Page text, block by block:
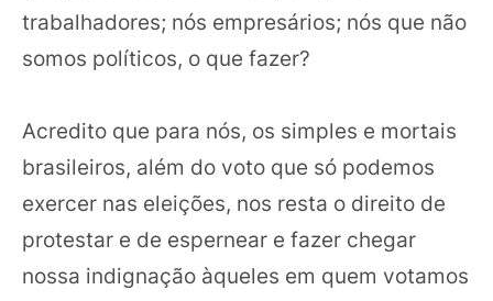
trabalhadores; nós empresários; nós que não
somos políticos, o que fazer?
Acredito que para nós, os simples e mortais
brasileiros, além do voto que só podemos
exercer nas eleições, nos resta o direito de
protestar e de espernear e fazer chegar
nossa indignação àqueles em quem votamos